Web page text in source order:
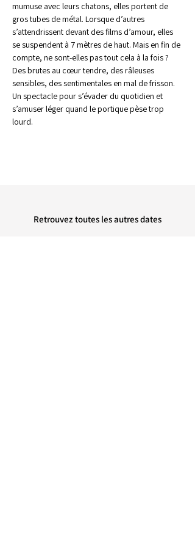
mumuse avec leurs chatons, elles portent de
gros tubes de métal. Lorsque d’autres
s’attendrissent devant des films d’amour, elles
se suspendent à 7 mètres de haut. Mais en fin de
compte, ne sont-elles pas tout cela à la fois ?
Des brutes au cœur tendre, des râleuses
sensibles, des sentimentales en mal de frisson.
Un spectacle pour s’évader du quotidien et
s’amuser léger quand le portique pèse trop
lourd.
Retrouvez toutes les autres dates